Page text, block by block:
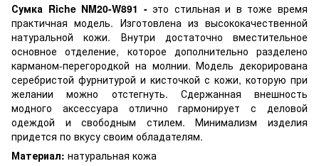
Сумка Riche NM20-W891 -это стильная и в тоже время
практичная модель. Изготовлена из высококачественной
натуральной кожи. Внутри достаточно вместительное
основное отделение, которое дополнительно разделено
карманом-перегородкой на молнии. Модель декорирована
серебристой фурнитурой и кисточкой с кожи, которую при
желании можно отстегнуть. Сдержанная внешность
модного аксессуара отлично гармонирует с деловой
одеждой и свободным стилем. Минимализм изделия
придется по вкусу своим обладателям.
Материал: натуральная кожа